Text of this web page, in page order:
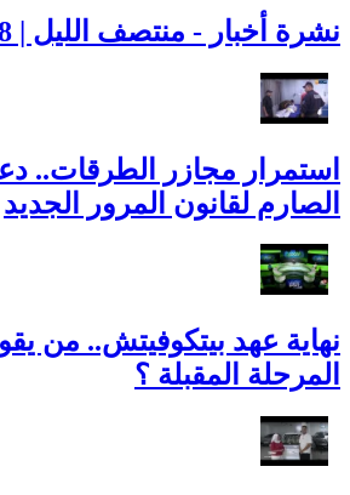
نشرة أخبار - منتصف الليل | 08-08-2026
استمرار مجازر الطرقات..
الصارم لقانون المرور الجديد
نهاية عهد بيتكوفيتش.. من
المرحلة المقبلة ؟